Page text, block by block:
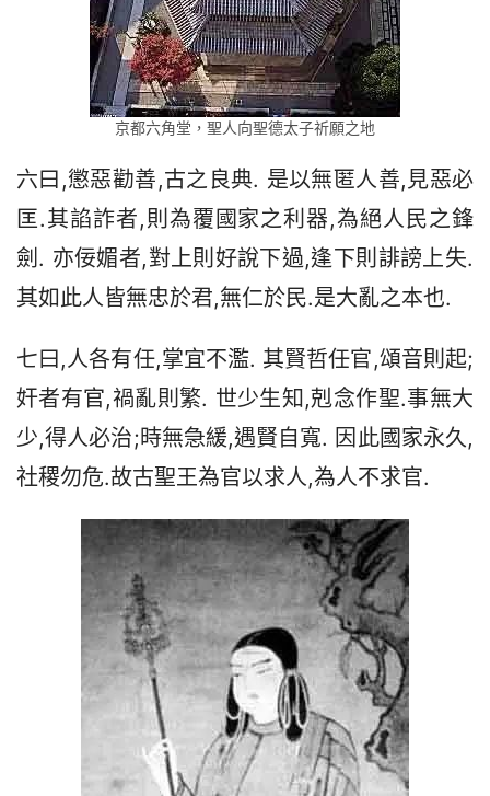
京都六角堂，聖人向聖德太子祈願之地
六曰,懲惡勸善,古之良典. 是以無匿人善,見惡必
匡.其諂詐者,則為覆國家之利器,為絕人民之鋒
劍. 亦佞媚者,對上則好說下過,逢下則誹謗上失.
其如此人皆無忠於君,無仁於民.是大亂之本也.
七曰,人各有任,掌宜不濫. 其賢哲任官,頌音則起;
奸者有官,禍亂則繁. 世少生知,剋念作聖.事無大
少,得人必治;時無急緩,遇賢自寬. 因此國家永久,
社稷勿危.故古聖王為官以求人,為人不求官.